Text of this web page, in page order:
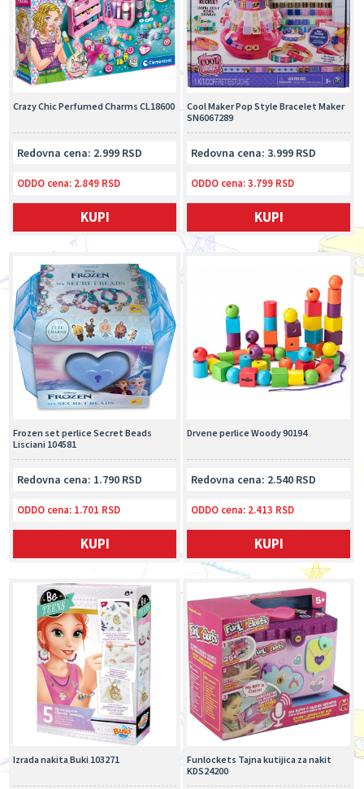
Cool Maker Pop Style Bracelet Maker
SN6067289
Redovna cena: 3.999 RSD
ODDO cena:3.799 RSD
KUPI
Crazy Chic Perfumed Charms CL18600
Redovna cena: 2.999 RSD
ODDO cena: 2.849 RSD
KUPI
Drvene perlice Woody 90194
Redovna cena: 2.540 RSD
ODDO cena: 2.413 RSD
KUPI
Frozen set perlice Secret Beads
Lisciani 104581
Redovna cena: 1.790 RSD
ODDO cena: 1.701 RSD
KUPI
Funlockets Tajna kutijica za nakit
KDS24200
Izrada nakita Buki 103271